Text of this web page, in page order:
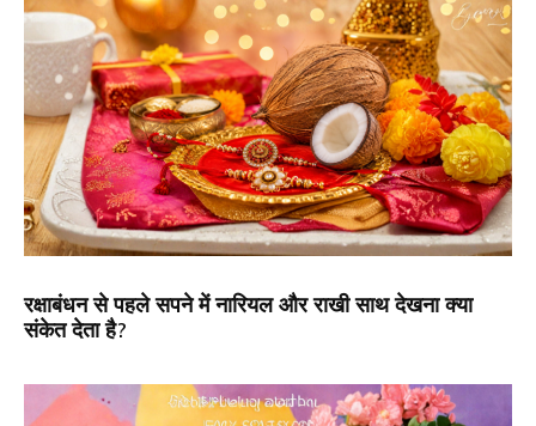
रक्षाबंधन से पहले सपने में नारियल और राखी साथ देखना क्या
संकेत देता है?